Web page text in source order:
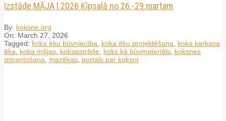
Izstāde MĀJA I 2026 Ķīpsalā no 26.-29.martam
By: koksne.org
On: March 27, 2026
Tagged: koka ēku būvniecība koka ēku projektēšana
koka karkasa
ēka
koka mājas kokapstrāde koks kā būvmateriāls koksnes
izmantošana
mazēkas portāls par koksni